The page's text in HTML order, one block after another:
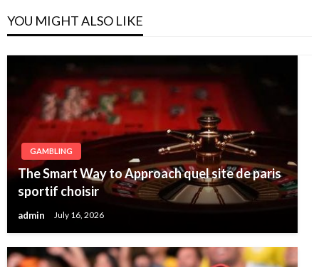
YOU MIGHT ALSO LIKE
GAMBLING
The Smart Way to Approach quel site de paris
sportif choisir
admin July 16, 2026